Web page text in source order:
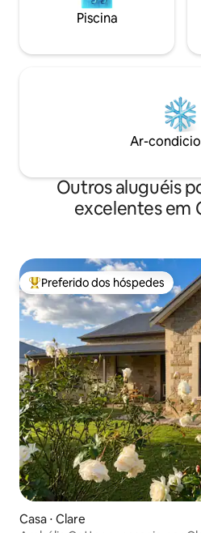
Piscina
Ar-
Outros aluguéis
excelentes em
Entre os melhores preferidos
Preferido dos hóspedes
Casa ⋅ Clare